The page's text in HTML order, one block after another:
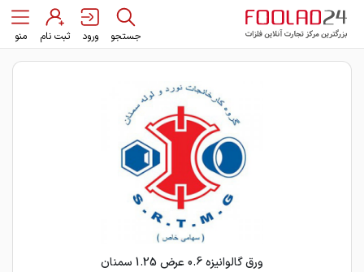
جستجو ورود ثبت نام منو
ورق گالوانیزه 0.6 عرض 1.25 سمنان